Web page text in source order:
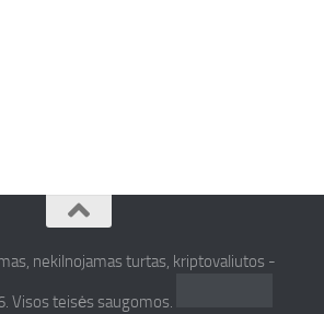
nekilnojamas turtas, kriptovaliutos -
Visos teisės saugomos.